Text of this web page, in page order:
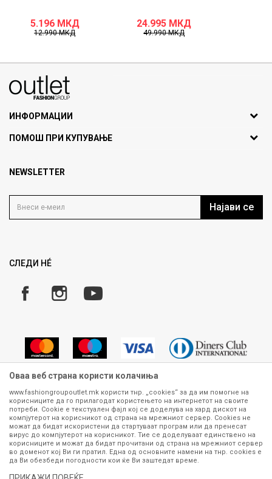
5.196 МКД
12.990МКД
24.995 МКД
49.990МКД
ИНФОРМАЦИИ
За нас
Продавница
Кариера
ПОМОШ ПРИ КУПУВАЊЕ
Политика на приватност
Како да купите
Замена и рефундација на производи
Плаќање
NEWSLETTER
Најави се
СЛЕДИ НÉ
Сите информации околу производите кои се изложени на нашата
онлајн продавница се стремиме да бидат конкретни, точни и прецизни,
меѓутоа не можеме да гарантираме дека се без ниту една грешка или
пак дека сите производи во моментот се достапни на залиха.
Фотографиите се најверодостојниот приказ на производот. Доколку
дојде до потреба за замена на производ или рефундација, процедурата
Оваа веб страна користи колачиња
www.fashiongroupoutlet.mk користи тнр. „cookies“ за да им помогне на
корисниците да го прилагодат користењето на интернетот на своите
потреби. Cookie е текстуален фајл кој се доделува на хард дискот на
компјутерот на корисникот од страна на мрежниот сервер. Cookies не
можат да бидат искористени да стартуваат програм или да пренесат
вирус до компјутерот на корисникот. Тие се доделуваат единствено на
корисниците и можат да бидат прочитани од страна на мрежниот сервер
во доменот кој Ви ги пратил. Една од основните намени на тнр. сookies е
да Ви обезбеди погодности кои ќе Ви заштедат време.